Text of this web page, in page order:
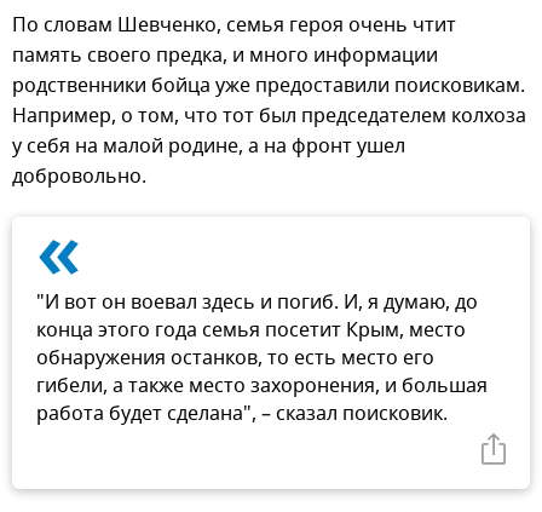
По словам Шевченко, семья героя очень чтит
память своего предка, и много информации
родственники бойца уже предоставили поисковикам.
Например, о том, что тот был председателем колхоза
у себя на малой родине, а на фронт ушел
добровольно.
«
"И вот он воевал здесь и погиб. И, я думаю, до
конца этого года семья посетит Крым, место
обнаружения останков, то есть место его
гибели, а также место захоронения, и большая
работа будет сделана", – сказал поисковик.